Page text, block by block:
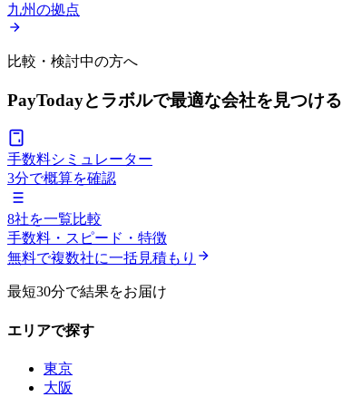
九州の拠点
比較・検討中の方へ
PayTodayとラボルで最適な会社を見つける
手数料シミュレーター
3分で概算を確認
8社を一覧比較
手数料・スピード・特徴
無料で複数社に一括見積もり
最短30分で結果をお届け
エリアで探す
東京
大阪